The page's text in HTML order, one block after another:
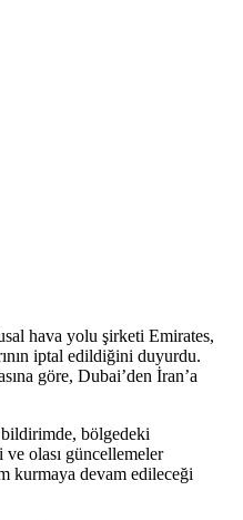
hava yolu şirketi Emirates,
iptal edildiğini duyurdu.
göre, Dubai’den İran’a
bölgedeki
olası güncellemeler
kurmaya devam edileceği